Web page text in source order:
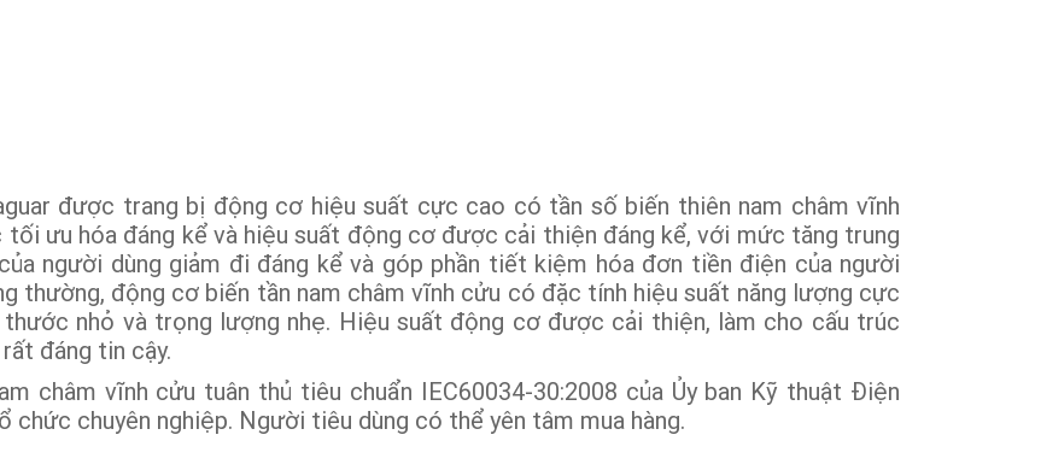
được trang bị động cơ hiệu suất cực cao có tần số biến thiên nam châm vĩnh
ưu hóa đáng kể và hiệu suất động cơ được cải thiện đáng kể, với mức tăng trung
người dùng giảm đi đáng kể và góp phần tiết kiệm hóa đơn tiền điện của người
thường, động cơ biến tần nam châm vĩnh cửu có đặc tính hiệu suất năng lượng cực
nhỏ và trọng lượng nhẹ. Hiệu suất động cơ được cải thiện, làm cho cấu trúc
đáng tin cậy.
châm vĩnh cửu tuân thủ tiêu chuẩn IEC60034-30:2008 của Ủy ban Kỹ thuật Điện
chuyên nghiệp. Người tiêu dùng có thể yên tâm mua hàng.